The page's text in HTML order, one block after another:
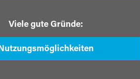
Viele gute Gründe: